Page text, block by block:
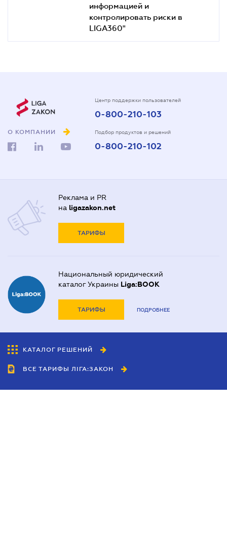
информацией и
контролировать риски в
LIGA360"
О КОМПАНИИ
Центр поддержки пользователей
0-800-210-103
Подбор продуктов и решений
0-800-210-102
Реклама и PR
на ligazakon.net
ТАРИФЫ
Национальный юридический
каталог Украины Liga:BOOK
ТАРИФЫ ПОДРОБНЕЕ
КАТАЛОГ РЕШЕНИЙ
ВСЕ ТАРИФЫ ЛІГА:ЗАКОН